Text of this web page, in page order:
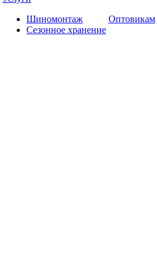
Шиномонтаж
Сезонное хранение
Оптовикам